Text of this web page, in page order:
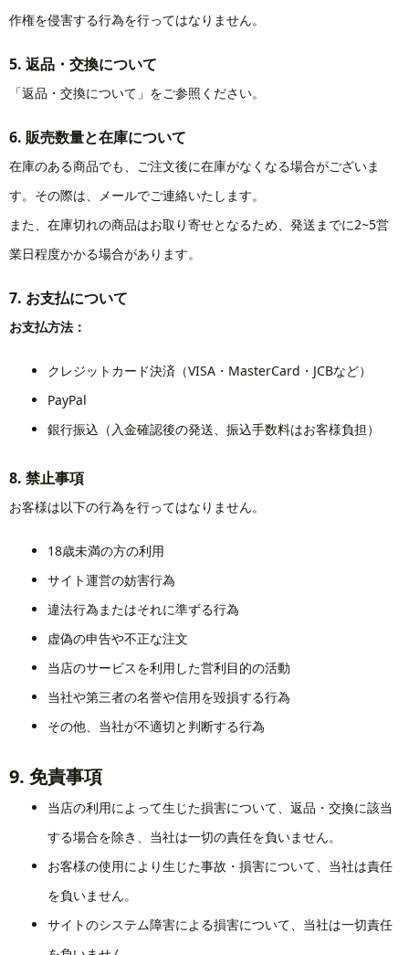
作権を侵害する行為を行ってはなりません。
5. 返品・交換について
「返品・交換について」をご参照ください。
6. 販売数量と在庫について
在庫のある商品でも、ご注文後に在庫がなくなる場合がございま
す。その際は、メールでご連絡いたします。
また、在庫切れの商品はお取り寄せとなるため、発送までに2~5営
業日程度かかる場合があります。
7. お支払について
お支払方法：
クレジットカード決済（VISA・MasterCard・JCBなど）
PayPal
銀行振込（入金確認後の発送、振込手数料はお客様負担）
8. 禁止事項
お客様は以下の行為を行ってはなりません。
18歳未満の方の利用
サイト運営の妨害行為
違法行為またはそれに準ずる行為
虚偽の申告や不正な注文
当店のサービスを利用した営利目的の活動
当社や第三者の名誉や信用を毀損する行為
その他、当社が不適切と判断する行為
9. 免責事項
当店の利用によって生じた損害について、返品・交換に該当
する場合を除き、当社は一切の責任を負いません。
お客様の使用により生じた事故・損害について、当社は責任
を負いません。
サイトのシステム障害による損害について、当社は一切責任